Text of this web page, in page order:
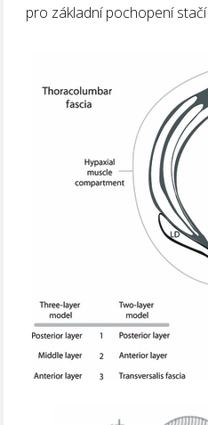
pro základní pochopení